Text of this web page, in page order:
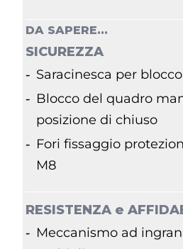
DA SAPERE...
SICUREZZA
Saracinesca per
Blocco del quadro
posizione di chiuso
Fori fissaggio
M8
RESISTENZA e
Meccanismo ad